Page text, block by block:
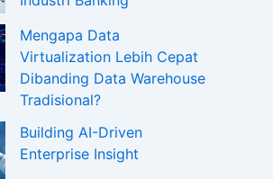
Mengapa Data
Virtualization Lebih Cepat
Dibanding Data Warehouse
Tradisional?
Building AI-Driven
Enterprise Insight